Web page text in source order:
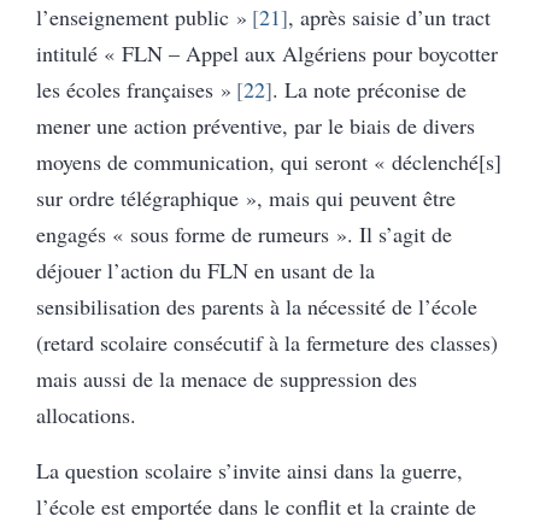
l’enseignement public » 21 , après saisie d’un tract
intitulé « FLN – Appel aux Algériens pour boycotter
les écoles françaises » 22 . La note préconise de
mener une action préventive, par le biais de divers
moyens de communication, qui seront « déclenché[s]
sur ordre télégraphique », mais qui peuvent être
engagés « sous forme de rumeurs ». Il s’agit de
déjouer l’action du FLN en usant de la
sensibilisation des parents à la nécessité de l’école
(retard scolaire consécutif à la fermeture des classes)
mais aussi de la menace de suppression des
allocations.
La question scolaire s’invite ainsi dans la guerre,
l’école est emportée dans le conflit et la crainte de